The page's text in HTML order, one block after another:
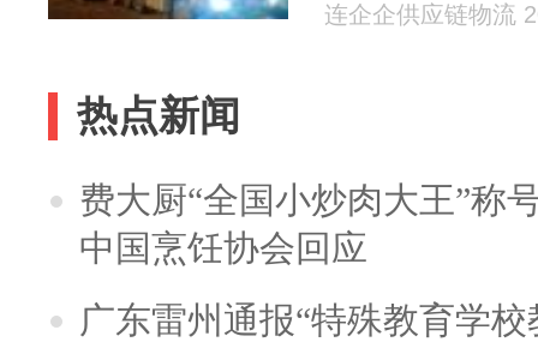
连企企供应链物流
热点新闻
费大厨“全国小炒肉大王”称
中国烹饪协会回应
广东雷州通报“特殊教育学